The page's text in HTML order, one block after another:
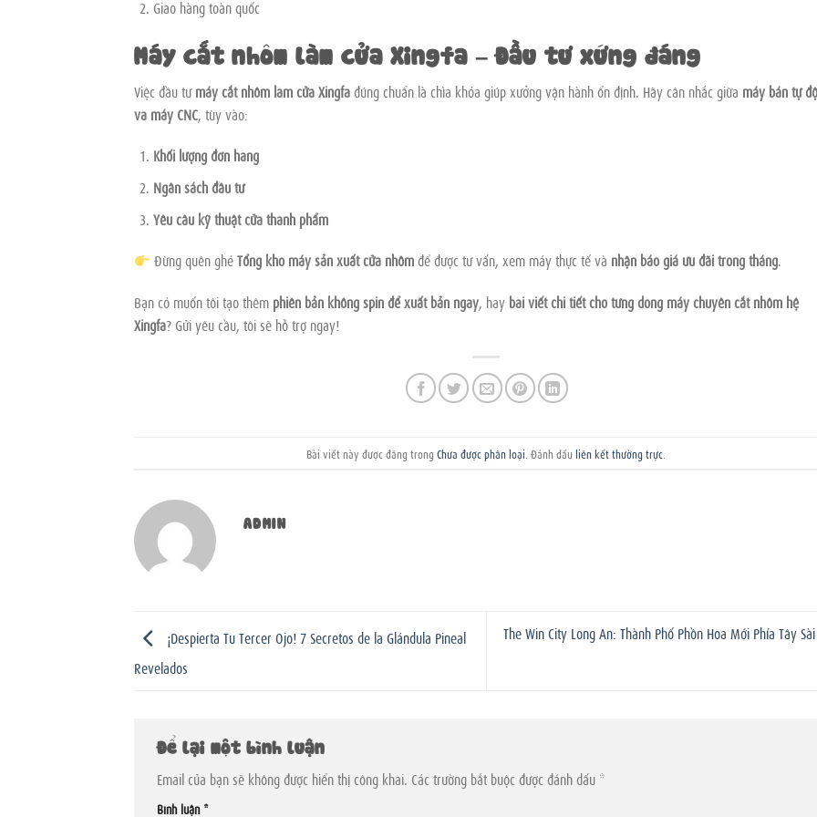
Giao hàng toàn quốc
Máy cắt nhôm làm cửa Xingfa – Đầu tư xứng đáng
Việc đầu tưmáy cắt nhôm làm cửa Xingfađúng chuẩn là chìa khóa giúp xưởng vận hành ổn định. Hãy cân nhắc giữa máy bán tự
và máy CNC, tùy vào:
Khối lượng đơn hàng
Ngân sách đầu tư
Yêu cầu kỹ thuật cửa thành phẩm
Đừng quên ghéTổng kho máy sản xuất cửa nhômđể được tư vấn, xem máy thực tế và nhận báo giá ưu đãi trong tháng.
Bạn có muốn tôi tạo thêm phiên bản không spin để xuất bản ngay, hay bài viết chi tiết cho từng dòng máy chuyên cắt nhôm hệ
Xingfa? Gửi yêu cầu, tôi sẽ hỗ trợ ngay!
Bài viết này được đăng trongChưa được phân loại . Đánh dấuliên kết thường trực
ADMIN
¡Despierta Tu Tercer Ojo! 7 Secretos de la Glándula Pineal
Revelados
The Win City Long An: Thành Phố Phồn Hoa Mới Phía Tây
Để lại một bình luận
Email của bạn sẽ không được hiển thị công khai. Các trường bắt buộc được đánh dấu *
Bình luận *